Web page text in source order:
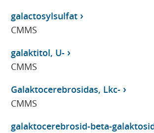
galactosylsulfat
CMMS
galaktitol, U-
CMMS
Galaktocerebrosidas, Lkc-
CMMS
galaktocerebrosid-beta-